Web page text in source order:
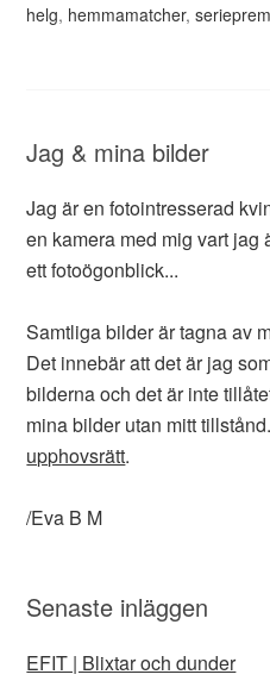
helg, hemmamatcher,
Jag & mina bilder
Jag är en fotointresserad
en kamera med mig vart jag
ett fotoögonblick...
Samtliga bilder är tagna av
Det innebär att det är jag
bilderna och det är inte
mina bilder utan mitt
upphovsrätt.
/Eva B M
Senaste inläggen
EFIT | Blixtar och dunder